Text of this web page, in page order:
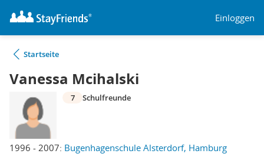
Einloggen
Startseite
Vanessa Mcihalski
1996 - 2007: Bugenhagenschule Alsterdorf, Hamburg
7 Schulfreunde